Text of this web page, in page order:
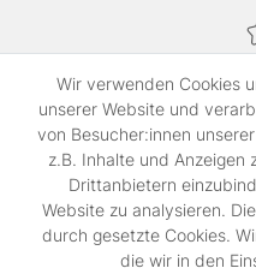
SSL-verschlüsselte
Wir verwenden Cookies
unserer Website und
von Besucher:innen
z.B. Inhalte und Anzeigen
Drittanbietern
Website zu analysieren.
durch gesetzte Cookies.
die wir in den